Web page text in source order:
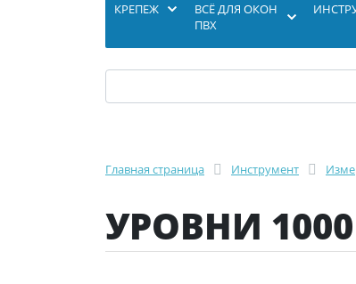
КРЕПЕЖ
ВСЁ ДЛЯ ОКОН
ПВХ
Главная страница Инструмент
УРОВНИ